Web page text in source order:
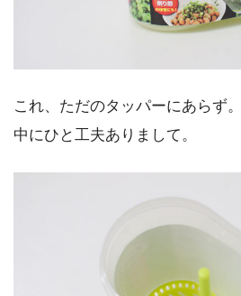
これ、ただのタッパーにあらず。
中にひと工夫ありまして。